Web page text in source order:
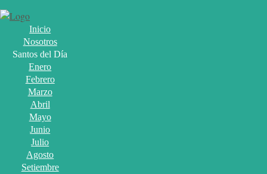
Inicio
Nosotros
Santos del Día
Enero
Febrero
Marzo
Abril
Mayo
Junio
Julio
Agosto
Setiembre